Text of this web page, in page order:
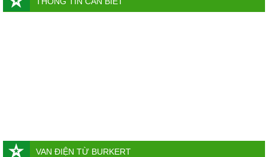
VAN ĐIỆN TỪ BURKERT